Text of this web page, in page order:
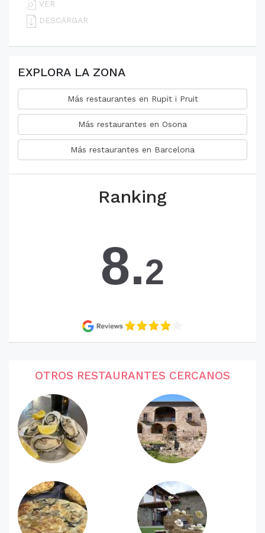
VER
DESCARGAR
EXPLORA LA ZONA
Más restaurantes en Rupit i Pruit
Más restaurantes en Osona
Más restaurantes en Barcelona
Ranking
8.2
OTROS RESTAURANTES CERCANOS